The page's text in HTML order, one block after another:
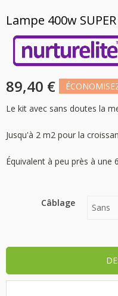
Lampe 400w
89,40 €
Le kit avec sans doutes la
Jusqu'à 2 m2 pour la
Équivalent à peu près à une
Câblage